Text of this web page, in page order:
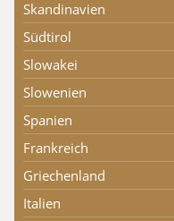
Skandinavien
Südtirol
Slowakei
Slowenien
Spanien
Frankreich
Griechenland
Italien